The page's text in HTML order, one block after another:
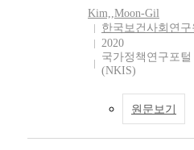
Kim,,Moon-Gil
한국보건사회연구
2020
국가정책연구포털
(NKIS)
원문보기